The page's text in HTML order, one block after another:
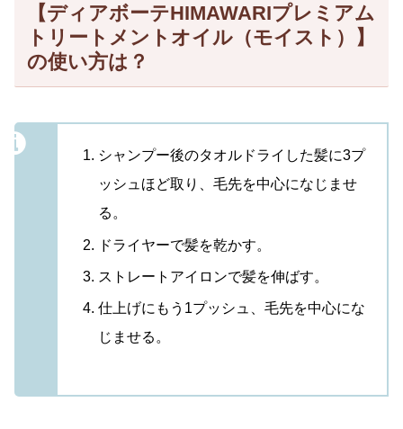
【ディアボーテHIMAWARIプレミアム
トリートメントオイル（モイスト）】
の使い方は？
シャンプー後のタオルドライした髪に3プ
ッシュほど取り、毛先を中心になじませ
る。
ドライヤーで髪を乾かす。
ストレートアイロンで髪を伸ばす。
仕上げにもう1プッシュ、毛先を中心にな
じませる。